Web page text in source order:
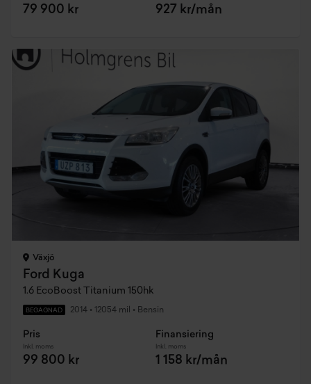
79 900 kr 927 kr/mån
Växjö
Ford Kuga
1.6 EcoBoost Titanium 150hk
BEGAGNAD 2014 • 12054 mil • Bensin
Pris
Inkl. moms
99 800 kr
Finansiering
Inkl. moms
1 158 kr/mån